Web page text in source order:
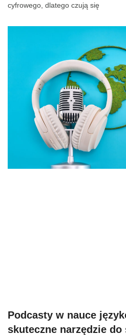
cyfrowego, dlatego czują się
Podcasty w nauce
skuteczne narzędzie do